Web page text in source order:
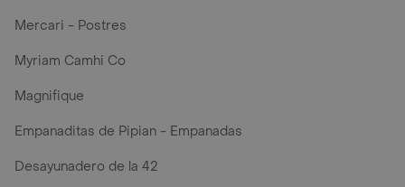
Mercari - Postres
Myriam Camhi Co
Magnifique
Empanaditas de Pipian - Empanadas
Desayunadero de la 42